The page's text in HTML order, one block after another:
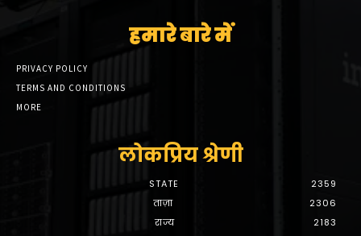
हमारे बारे में
PRIVACY POLICY
TERMS AND CONDITIONS
MORE
लोकप्रिय श्रेणी
STATE
2359
ताज़ा
2306
राज्य
2183